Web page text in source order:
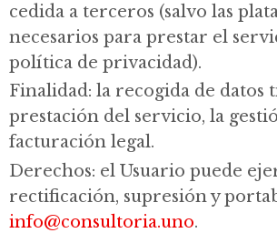
cedida a terceros (salvo las
necesarios para prestar el
política de privacidad).
Finalidad: la recogida de
prestación del servicio, la
facturación legal.
Derechos: el Usuario puede
rectificación, supresión y
info@consultoria.uno.